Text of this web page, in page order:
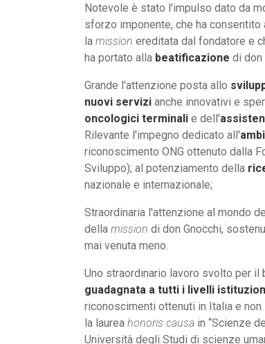
Notevole è stato l'impulso dato da
sforzo imponente, che ha
la mission ereditata dal fondatore e
ha portato alla beatificazione di don
Grande l'attenzione posta allo
nuovi servizi anche innovativi e
oncologici terminali e dell'
Rilevante l'impegno dedicato all'
riconoscimento ONG ottenuto dalla
Sviluppo); al potenziamento della
nazionale e internazionale;
Straordinaria l'attenzione al mondo
della mission di don Gnocchi,
mai venuta meno.
Uno straordinario lavoro svolto per
guadagnata a tutti i livelli
riconoscimenti ottenuti in Italia e
la laurea honoris causa in “Scienze
Università degli Studi di scienze